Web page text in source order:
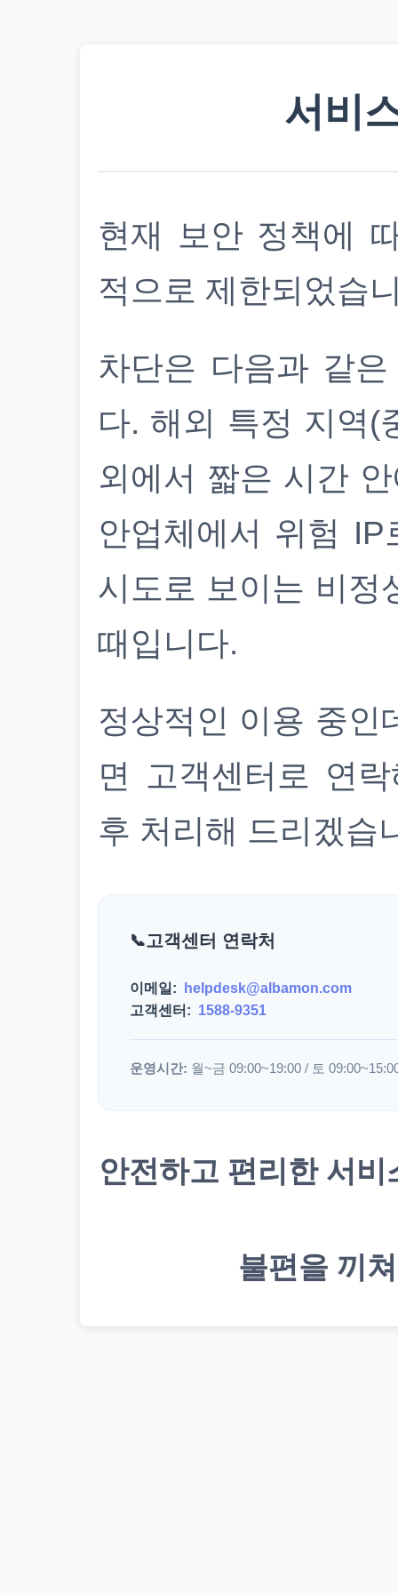
서비
현재 보안 정책에
적으로 제한되었습
차단은 다음과 같
다. 해외 특정 지역(
외에서 짧은 시간
안업체에서 위험
시도로 보이는 비정
때입니다.
정상적인 이용 중인
면 고객센터로 연
후 처리해 드리겠습
고객센터 연락처
이메일:
helpdesk@albamon.com
고객센터: 1588-9351
운영시간: 월~금 09:00~19:00 / 토
안전하고 편리한 서
불편을 끼